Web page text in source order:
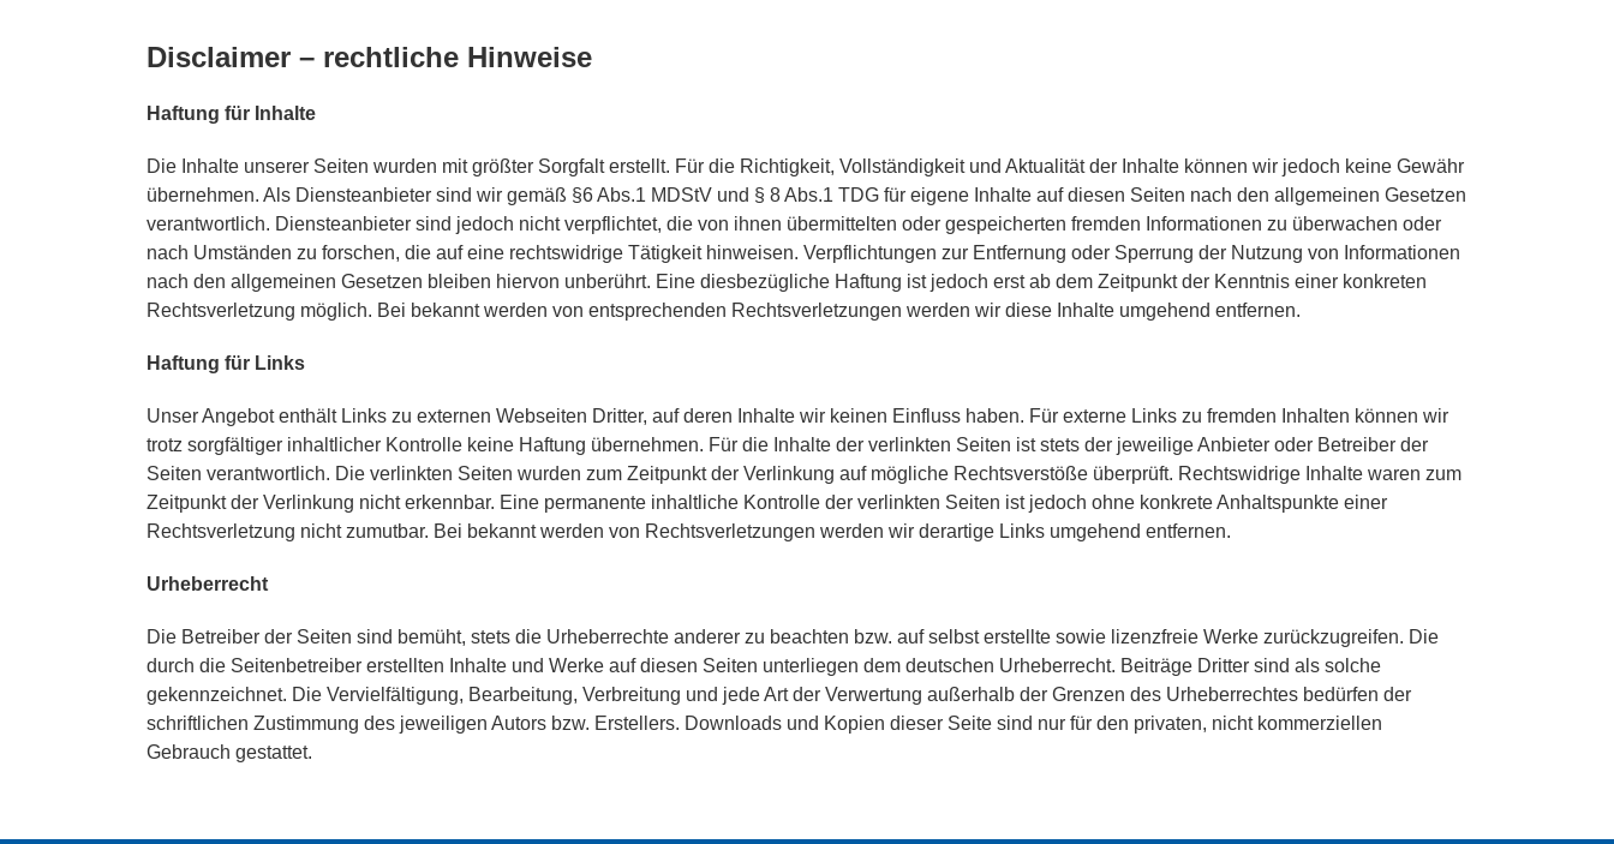
Disclaimer – rechtliche Hinweise
Haftung für Inhalte
Die Inhalte unserer Seiten wurden mit größter Sorgfalt erstellt. Für die Richtigkeit, Vollständigkeit und Aktualität der Inhalte können wir jedoch keine Gewähr
übernehmen. Als Diensteanbieter sind wir gemäß §6 Abs.1 MDStV und § 8 Abs.1 TDG für eigene Inhalte auf diesen Seiten nach den allgemeinen Gesetzen
verantwortlich. Diensteanbieter sind jedoch nicht verpflichtet, die von ihnen übermittelten oder gespeicherten fremden Informationen zu überwachen oder
nach Umständen zu forschen, die auf eine rechtswidrige Tätigkeit hinweisen. Verpflichtungen zur Entfernung oder Sperrung der Nutzung von Informationen
nach den allgemeinen Gesetzen bleiben hiervon unberührt. Eine diesbezügliche Haftung ist jedoch erst ab dem Zeitpunkt der Kenntnis einer konkreten
Rechtsverletzung möglich. Bei bekannt werden von entsprechenden Rechtsverletzungen werden wir diese Inhalte umgehend entfernen.
Haftung für Links
Unser Angebot enthält Links zu externen Webseiten Dritter, auf deren Inhalte wir keinen Einfluss haben. Für externe Links zu fremden Inhalten können wir
trotz sorgfältiger inhaltlicher Kontrolle keine Haftung übernehmen. Für die Inhalte der verlinkten Seiten ist stets der jeweilige Anbieter oder Betreiber der
Seiten verantwortlich. Die verlinkten Seiten wurden zum Zeitpunkt der Verlinkung auf mögliche Rechtsverstöße überprüft. Rechtswidrige Inhalte waren zum
Zeitpunkt der Verlinkung nicht erkennbar. Eine permanente inhaltliche Kontrolle der verlinkten Seiten ist jedoch ohne konkrete Anhaltspunkte einer
Rechtsverletzung nicht zumutbar. Bei bekannt werden von Rechtsverletzungen werden wir derartige Links umgehend entfernen.
Urheberrecht
Die Betreiber der Seiten sind bemüht, stets die Urheberrechte anderer zu beachten bzw. auf selbst erstellte sowie lizenzfreie Werke zurückzugreifen. Die
durch die Seitenbetreiber erstellten Inhalte und Werke auf diesen Seiten unterliegen dem deutschen Urheberrecht. Beiträge Dritter sind als solche
gekennzeichnet. Die Vervielfältigung, Bearbeitung, Verbreitung und jede Art der Verwertung außerhalb der Grenzen des Urheberrechtes bedürfen der
schriftlichen Zustimmung des jeweiligen Autors bzw. Erstellers. Downloads und Kopien dieser Seite sind nur für den privaten, nicht kommerziellen
Gebrauch gestattet.